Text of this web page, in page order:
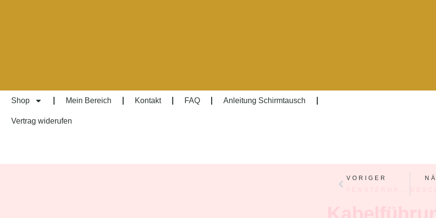
Shop Mein Bereich Kontakt FAQ Anleitung Schirmtausch
Vertrag widerufen
VORIGER